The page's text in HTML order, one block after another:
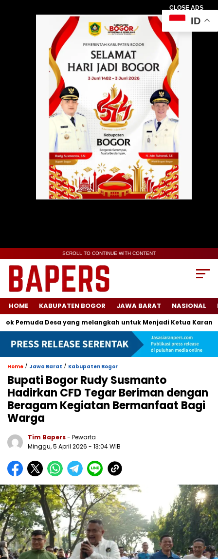
CLOSE ADS
SCROLL TO CONTINUE WITH CONTENT
HOME KABUPATEN BOGOR JAWA BARAT NASIONAL
Desa yang melangkah untuk Menjadi Ketua Karang
Home / Jawa Barat / Kabupaten Bogor
Bupati Bogor Rudy Susmanto
Hadirkan CFD Tegar Beriman dengan
Beragam Kegiatan Bermanfaat Bagi
Warga
Tim Bapers- Pewarta
Minggu, 5 April 2026 - 13:04 WIB
ID